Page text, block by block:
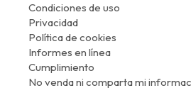
Condiciones de uso
Privacidad
Política de cookies
Informes en línea
Cumplimiento
No venda ni comparta mi